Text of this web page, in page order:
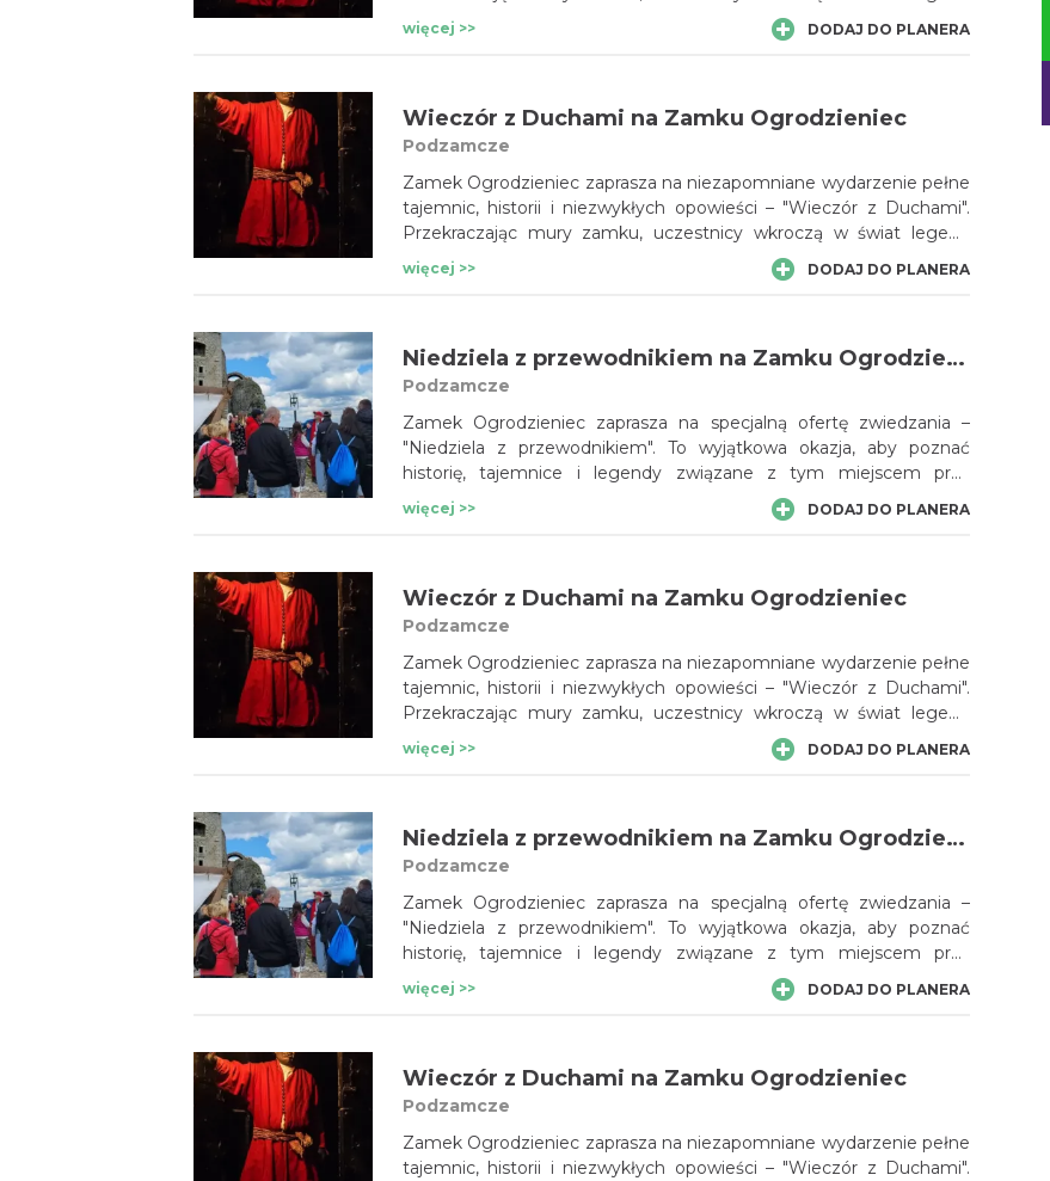
i dawnych czasów, gdzie czekają na nich duchy minionych wieków.
To emocjonująca podróż pośród mrocznych korytarzy
więcej >> DODAJ DO PLANERA
Wieczór z Duchami na Zamku Ogrodzieniec
Podzamcze
Zamek Ogrodzieniec zaprasza na niezapomniane wydarzenie pełne
tajemnic, historii i niezwykłych opowieści – "Wieczór z Duchami".
Przekraczając mury zamku, uczestnicy wkroczą w świat legend
i dawnych czasów, gdzie czekają na nich duchy minionych wieków.
To emocjonująca podróż pośród mrocznych korytarzy
więcej >> DODAJ DO PLANERA
Niedziela z przewodnikiem na Zamku Ogrodzieniec
Podzamcze
Zamek Ogrodzieniec zaprasza na specjalną ofertę zwiedzania –
"Niedziela z przewodnikiem". To wyjątkowa okazja, aby poznać
historię, tajemnice i legendy związane z tym miejscem przy
wsparciu doświadczonego przewodnika.
więcej >> DODAJ DO PLANERA
Wieczór z Duchami na Zamku Ogrodzieniec
Podzamcze
Zamek Ogrodzieniec zaprasza na niezapomniane wydarzenie pełne
tajemnic, historii i niezwykłych opowieści – "Wieczór z Duchami".
Przekraczając mury zamku, uczestnicy wkroczą w świat legend
i dawnych czasów, gdzie czekają na nich duchy minionych wieków.
To emocjonująca podróż pośród mrocznych korytarzy
więcej >> DODAJ DO PLANERA
Niedziela z przewodnikiem na Zamku Ogrodzieniec
Podzamcze
Zamek Ogrodzieniec zaprasza na specjalną ofertę zwiedzania –
"Niedziela z przewodnikiem". To wyjątkowa okazja, aby poznać
historię, tajemnice i legendy związane z tym miejscem przy
wsparciu doświadczonego przewodnika.
więcej >> DODAJ DO PLANERA
Wieczór z Duchami na Zamku Ogrodzieniec
Podzamcze
Zamek Ogrodzieniec zaprasza na niezapomniane wydarzenie pełne
tajemnic, historii i niezwykłych opowieści – "Wieczór z Duchami".